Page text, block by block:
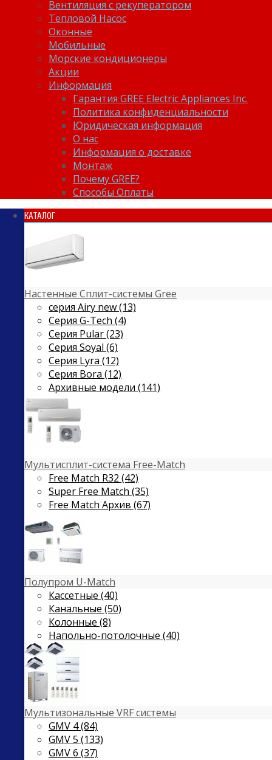
Вентиляция с рекуператором
Тепловой Насос
Оконные
Мобильные
Морские кондиционеры
Акции
Информация
Гарантия GREE Electric Appliances Inc.
Политика конфиденциальности
Юридическая информация
О нас
Информация о доставке
Монтаж
Почему GREE?
Способы Оплаты
КАТАЛОГ
Настенные Сплит-системы Gree
серия Airy new (13)
Серия G-Tech (4)
Серия Pular (23)
Cерия Soyal (6)
Серия Lyra (12)
Серия Bora (12)
Архивные модели (141)
Мультисплит-система Free-Match
Free Match R32 (42)
Super Free Match (35)
Free Match Архив (67)
Полупром U-Match
Кассетные (40)
Канальные (50)
Колонные (8)
Напольно-потолочные (40)
Мультизональные VRF системы
GMV 4 (84)
GMV 5 (133)
GMV 6 (37)